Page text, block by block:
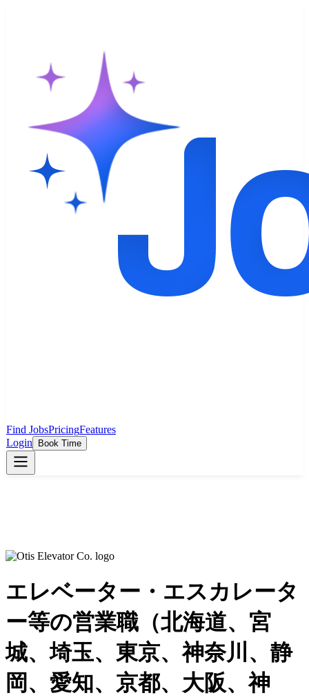
Find JobsPricingFeatures
Login
Book Time
エレベーター・エスカレータ
ー等の営業職（北海道、宮
城、埼玉、東京、神奈川、静
岡、愛知、京都、大阪、神